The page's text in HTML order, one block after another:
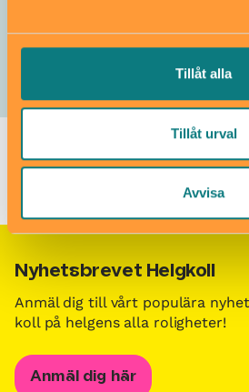
Tillåt alla
Tillåt urval
Avvisa
Barn i stans kalendarium för barn
Barn- och familjeevenemang i
Nyhetsbrevet Helgkoll
Anmäl dig till vårt populära
koll på helgens alla roligheter!
Anmäl dig här